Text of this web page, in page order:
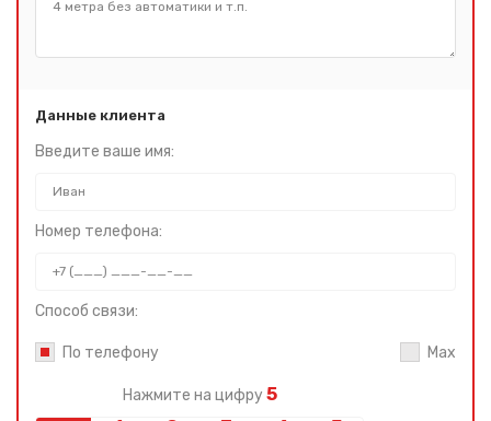
Данные клиента
Введите ваше имя:
Номер телефона:
Способ связи:
По телефону Max
Нажмите на цифру 5